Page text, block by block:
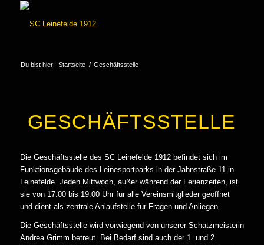
Du bist hier: Startseite / Geschäftsstelle
GESCHÄFTSSTELLE
Die Geschäftsstelle des SC Leinefelde 1912 befindet sich im
Funktionsgebäude des Leinesportparks in der Jahnstraße 11 in
Leinefelde. Jeden Mittwoch, außer während der Ferienzeiten, ist
sie von 17:00 bis 19:00 Uhr für alle Vereinsmitglieder geöffnet
und dient als zentrale Anlaufstelle für Fragen und Anliegen.
Die Geschäftsstelle wird vorwiegend von unserer Schatzmeisterin
Andrea Grimm betreut. Bei Bedarf sind auch der 1. und 2.